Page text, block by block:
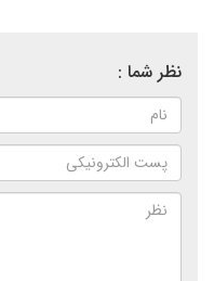
نظر شما :